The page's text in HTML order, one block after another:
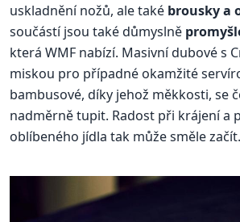
uskladnění nožů, ale také brousky a
součástí jsou také důmyslně
která WMF nabízí. Masivní dubové s
miskou pro případné okamžité
bambusové, díky jehož měkkosti, se
nadměrně tupit. Radost při krájení a
oblíbeného jídla tak může směle začít.